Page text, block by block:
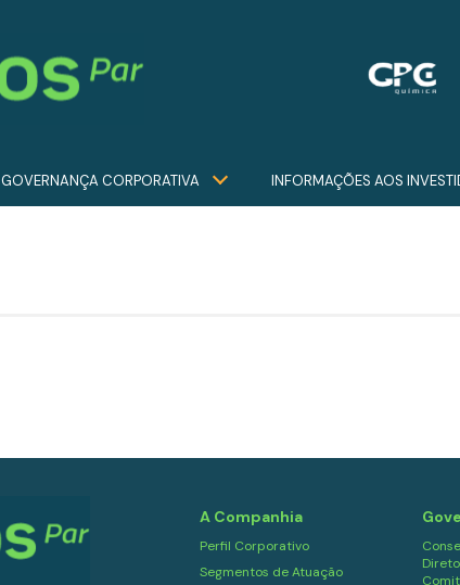
GOVERNANÇA CORPORATIVA INFORMAÇÕES AOS
A Companhia
Perfil Corporativo
Segmentos de Atuação